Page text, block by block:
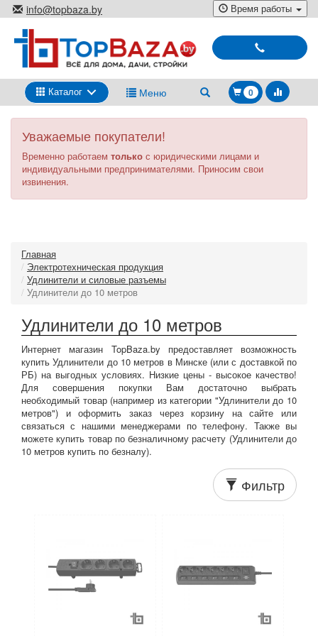
Перейти
к
основному
содержанию
Время работы
info@topbaza.by
г.Минск, ул. Радиальная, 40,
каб. 707-5
Выбирай
ипокупай
Каталог Меню 0
Уважаемые покупатели!
Временно работаем только с юридическими лицами и
индивидуальными предпринимателями. Приносим свои
извинения.
Главная
Электротехническая продукция
Удлинители и силовые разъемы
Удлинители до 10 метров
Удлинители до 10 метров
Интернет магазин TopBaza.by предоставляет возможность
купить Удлинители до 10 метров в Минске (или с доставкой по
РБ) на выгодных условиях. Низкие цены - высокое качество!
Для совершения покупки Вам достаточно выбрать
необходимый товар (например из категории "Удлинители до 10
метров") и оформить заказ через корзину на сайте или
связаться с нашими менеджерами по телефону. Также вы
можете купить товар по безналичному расчету (Удлинители до
10 метров купить по безналу).
Фильтр